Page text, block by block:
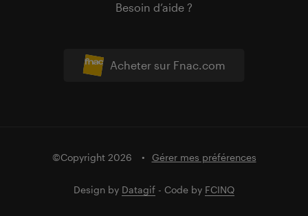
Acheter sur Fnac.com
Besoin d’aide ?
©Copyright 2026 Gérer mes préférences
Design by Datagif - Code by FCINQ